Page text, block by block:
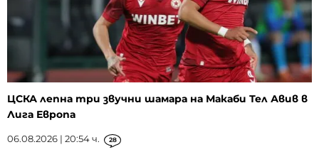
ЦСКА лепна три звучни шамара на Макаби Тел Авив в
Лига Европа
06.08.2026 | 20:54 ч. 28